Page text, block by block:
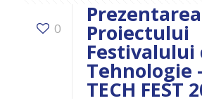
0
Prezentarea
Proiectului
Festivalului
Tehnologie
TECH FEST